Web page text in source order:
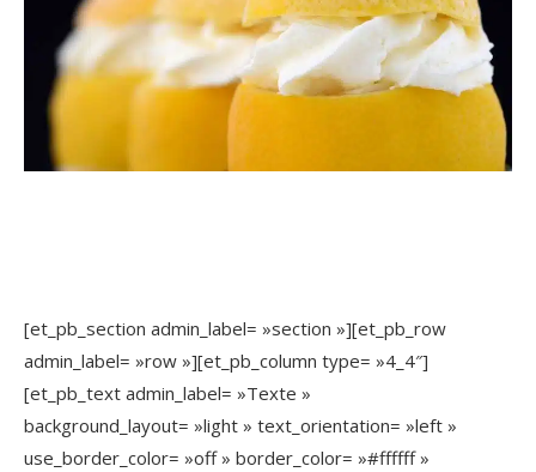
[et_pb_section admin_label= »section »][et_pb_row
admin_label= »row »][et_pb_column type= »4_4″]
[et_pb_text admin_label= »Texte »
background_layout= »light » text_orientation= »left »
use_border_color= »off » border_color= »#ffffff »